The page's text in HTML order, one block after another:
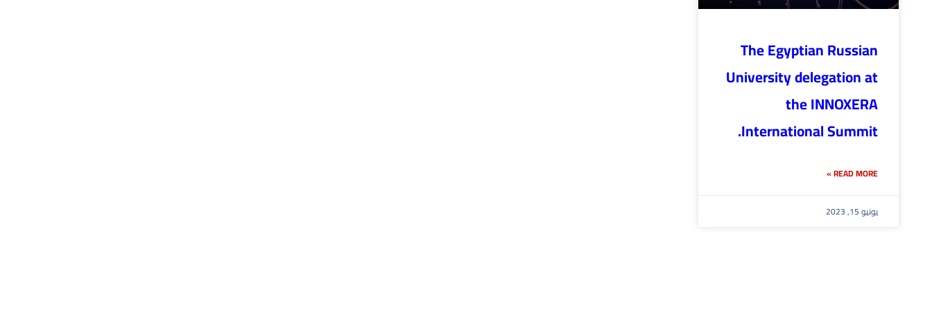
The Egyptian Russian
University delegation at
the INNOXERA
International Summit.
READ MORE »
يونيو 15, 2023